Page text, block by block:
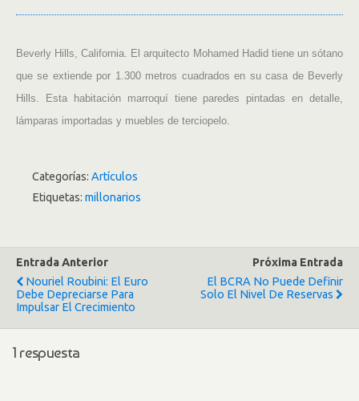
Beverly Hills, California. El arquitecto Mohamed Hadid tiene un sótano
que se extiende por 1.300 metros cuadrados en su casa de Beverly
Hills. Esta habitación marroquí tiene paredes pintadas en detalle,
lámparas importadas y muebles de terciopelo.
Categorías: Artículos
Etiquetas: millonarios
Entrada Anterior
Nouriel Roubini: El Euro
Debe Depreciarse Para
Impulsar El Crecimiento
Próxima Entrada
El BCRA No Puede Definir
Solo El Nivel De Reservas
1 respuesta